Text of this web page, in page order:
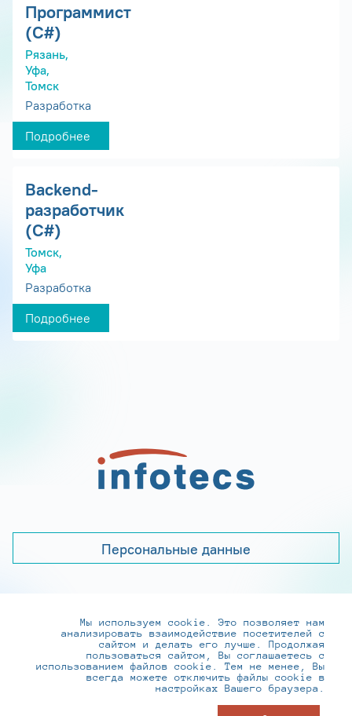
Программист
(С#)
Рязань,
Уфа,
Томск
Разработка
Подробнее
Backend-
разработчик
(C#)
Томск,
Уфа
Разработка
Подробнее
Персональные данные
+7 (495) 737-6192, 8-800-250-0-260
practice@infotecs.ru,hr@infotecs.ru
127273, г. Москва, Отрадная ул., 2Б строение 1
Мы используем cookie. Это позволяет нам
анализировать взаимодействие посетителей с
сайтом и делать его лучше. Продолжая
пользоваться сайтом, Вы соглашаетесь с
использованием файлов cookie. Тем не менее, Вы
всегда можете отключить файлы cookie в
настройках Вашего браузера.